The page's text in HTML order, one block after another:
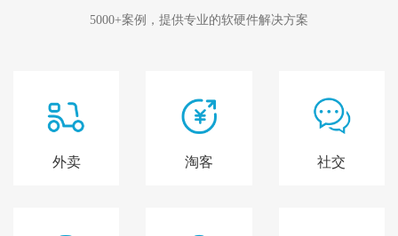
5000+案例，提供专业的软硬件解决方案
外卖 淘客 社交